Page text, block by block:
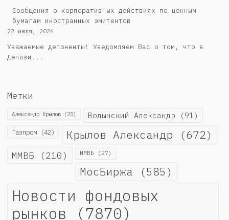
Сообщения о корпоративных действиях по ценным
бумагам иностранных эмитентов
22 июля, 2026
Уважаемые депоненты! Уведомляем Вас о том, что в
Депози...
Метки
Александр Крылов (25) Волынский Александр (91)
Газпром (42) Крылов Александр (672)
ММВБ (210) ММВБ (27)
МосБиржа (585)
Новости фондовых
рынков (7870)